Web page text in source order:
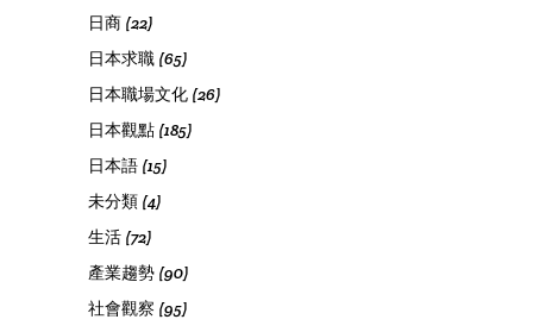
日商 (22)
日本求職 (65)
日本職場文化 (26)
日本觀點 (185)
日本語 (15)
未分類 (4)
生活 (72)
產業趨勢 (90)
社會觀察 (95)